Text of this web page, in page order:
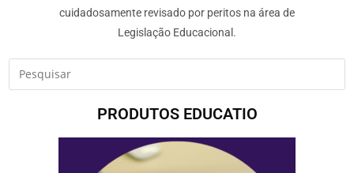
cuidadosamente revisado por peritos na área de
Legislação Educacional.
PRODUTOS EDUCATIO